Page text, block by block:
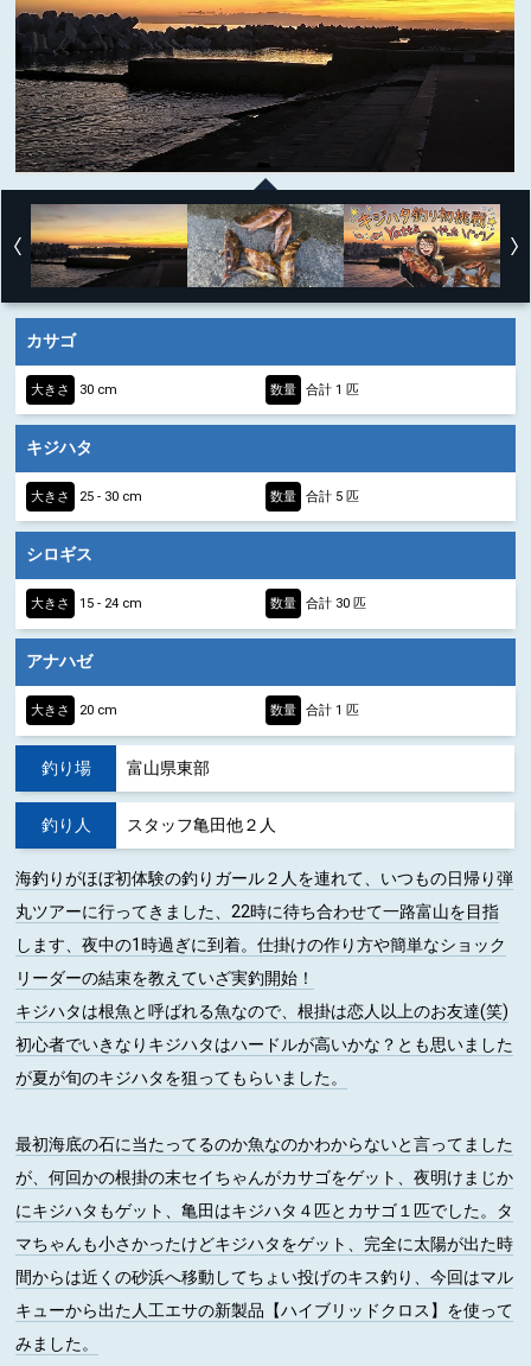
カサゴ
大きさ 30 cm 数量 合計 1 匹
キジハタ
大きさ 25 - 30 cm 数量 合計 5 匹
シロギス
大きさ 15 - 24 cm 数量 合計 30 匹
アナハゼ
大きさ 20 cm 数量 合計 1 匹
釣り場 富山県東部
釣り人 スタッフ亀田他２人
海釣りがほぼ初体験の釣りガール２人を連れて、いつもの日帰り弾
丸ツアーに行ってきました、22時に待ち合わせて一路富山を目指
します、夜中の1時過ぎに到着。仕掛けの作り方や簡単なショック
リーダーの結束を教えていざ実釣開始！
キジハタは根魚と呼ばれる魚なので、根掛は恋人以上のお友達(笑)
初心者でいきなりキジハタはハードルが高いかな？とも思いました
が夏が旬のキジハタを狙ってもらいました。
最初海底の石に当たってるのか魚なのかわからないと言ってました
が、何回かの根掛の末セイちゃんがカサゴをゲット、夜明けまじか
にキジハタもゲット、亀田はキジハタ４匹とカサゴ１匹でした。タ
マちゃんも小さかったけどキジハタをゲット、完全に太陽が出た時
間からは近くの砂浜へ移動してちょい投げのキス釣り、今回はマル
キューから出た人工エサの新製品【ハイブリッドクロス】を使って
みました。